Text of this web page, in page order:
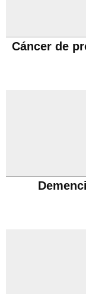
Cáncer de